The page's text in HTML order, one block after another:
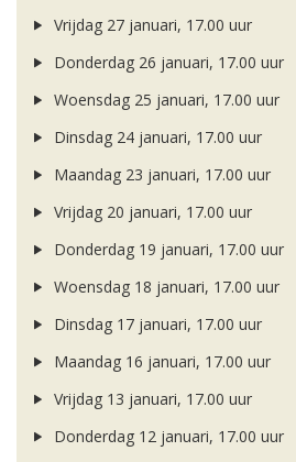
Vrijdag 27 januari, 17.00 uur
Donderdag 26 januari, 17.00 uur
Woensdag 25 januari, 17.00 uur
Dinsdag 24 januari, 17.00 uur
Maandag 23 januari, 17.00 uur
Vrijdag 20 januari, 17.00 uur
Donderdag 19 januari, 17.00 uur
Woensdag 18 januari, 17.00 uur
Dinsdag 17 januari, 17.00 uur
Maandag 16 januari, 17.00 uur
Vrijdag 13 januari, 17.00 uur
Donderdag 12 januari, 17.00 uur